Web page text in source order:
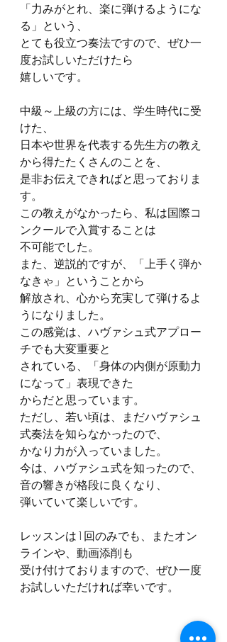
「力みがとれ、楽に弾けるようにな
る」という、
とても役立つ奏法ですので、ぜひ一
度お試しいただけたら
嬉しいです。
中級～上級の方には、学生時代に受
けた、
日本や世界を代表する先生方の教え
から得たたくさんのことを、
是非お伝えできればと思っておりま
す。
この教えがなかったら、私は国際コ
ンクールで入賞することは
不可能でした。
また、逆説的ですが、「上手く弾か
なきゃ」ということから
解放され、心から充実して弾けるよ
うになりました。
この感覚は、ハヴァシュ式アプロー
チでも大変重要と
されている、「身体の内側が原動力
になって」表現できた
からだと思っています。
ただし、若い頃は、まだハヴァシュ
式奏法を知らなかったので、
かなり力が入っていました。
今は、ハヴァシュ式を知ったので、
音の響きが格段に良くなり、
弾いていて楽しいです。
レッスンは1回のみでも、またオン
ラインや、動画添削も
受け付けておりますので、ぜひ一度
お試しいただければ幸いです。